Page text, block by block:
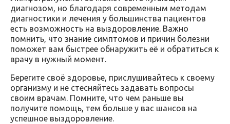
диагнозом, но благодаря современным методам
диагностики и лечения у большинства пациентов
есть возможность на выздоровление. Важно
помнить, что знание симптомов и причин болезни
поможет вам быстрее обнаружить её и обратиться к
врачу в нужный момент.
Берегите своё здоровье, прислушивайтесь к своему
организму и не стесняйтесь задавать вопросы
своим врачам. Помните, что чем раньше вы
получите помощь, тем больше у вас шансов на
успешное выздоровление.